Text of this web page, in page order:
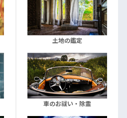
土地の鑑定
車のお祓い・除霊